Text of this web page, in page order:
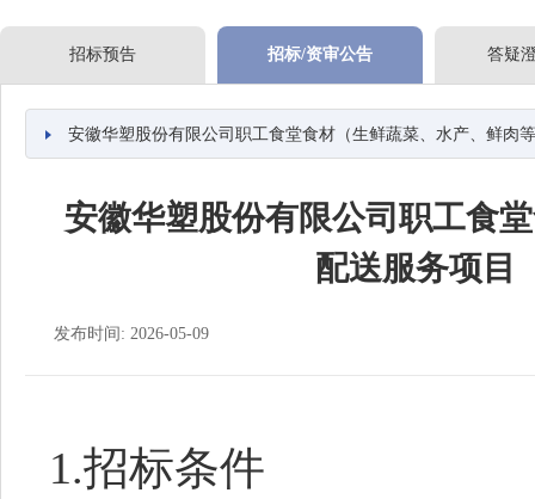
招标预告 招标/资审公告 答疑
安徽华塑股份有限公司职工食堂食材（生鲜蔬菜、水产、鲜肉
安徽华塑股份有限公司职工食
配送服务项目
发布时间: 2026-05-09
1.招标条件